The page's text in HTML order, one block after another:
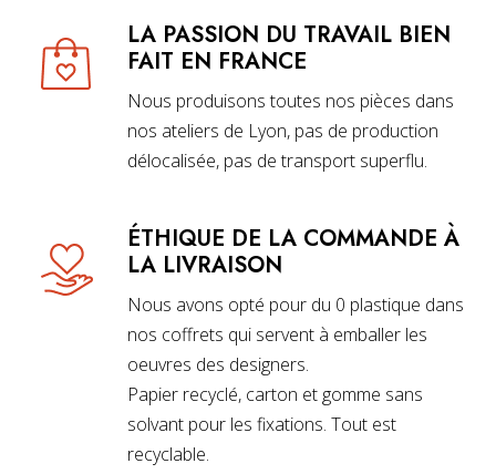
LA PASSION DU TRAVAIL BIEN
FAIT EN FRANCE
Nous produisons toutes nos pièces dans
nos ateliers de Lyon, pas de production
délocalisée, pas de transport superflu.
ÉTHIQUE DE LA COMMANDE À
LA LIVRAISON
Nous avons opté pour du 0 plastique dans
nos coffrets qui servent à emballer les
oeuvres des designers.
Papier recyclé, carton et gomme sans
solvant pour les fixations. Tout est
recyclable.